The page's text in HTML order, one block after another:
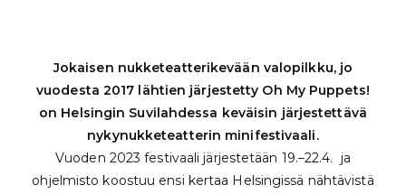
Jokaisen nukketeatterikevään valopilkku, jo
vuodesta 2017 lähtien järjestetty Oh My Puppets!
on Helsingin Suvilahdessa keväisin järjestettävä
nykynukketeatterin minifestivaali.
Vuoden 2023 festivaali järjestetään 19.–22.4. ja
ohjelmisto koostuu ensi kertaa Helsingissä nähtävistä